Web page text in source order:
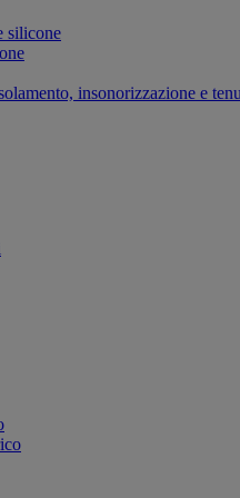
silicone
insonorizzazione e